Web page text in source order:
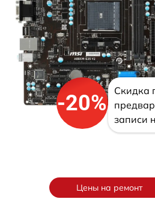
-20%
Скидка
записи
Цены на ремонт